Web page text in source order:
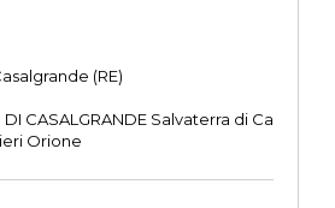
(RE)
DI CASALGRANDE Salvaterra di Ca
Orione